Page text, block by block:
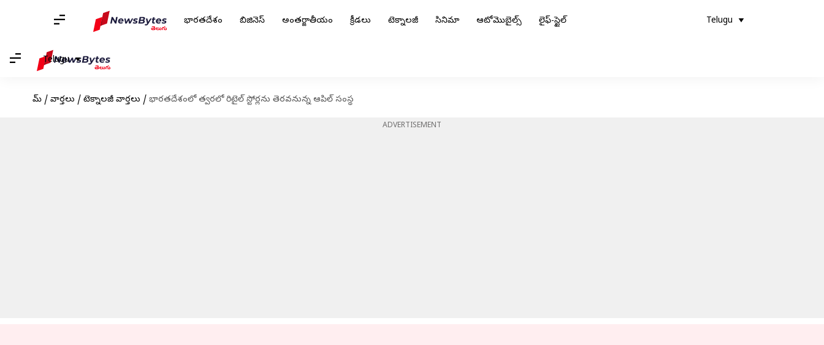
భారతదేశం బిజినెస్ అంతర్జాతీయం క్రీడలు టెక్నాలజీ సినిమా ఆటోమొబైల్స్ లైఫ్-స్టైల్ Telugu
Telugu
హోమ్ / వార్తలు / టెక్నాలజీ వార్తలు / భారతదేశంలో త్వరలో రిటైల్ స్టోర్లను తెరవనున్న ఆపిల్ సంస్థ
ADVERTISEMENT